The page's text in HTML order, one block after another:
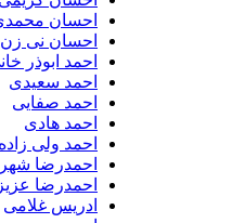
احسان محمدی
احسان نی زن
احمد ابوذر خانی فرد
احمد سعیدی
احمد صفایی
احمد هادی
احمد ولی زاده
احمدرضا شهریاری
احمدرضا عزیزی
ادریس غلامی